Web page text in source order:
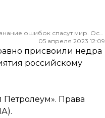
Редактор ленты новостей hromadske. Считаю, что уважение к каждому, критическое мышление и признание ошибок спасут мир. Особенно люблю новости о науке и космос
05 апреля 2023 12:09
присвоили недра
российскому
Права